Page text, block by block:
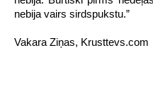
nebija vairs sirdspukstu.”
Vakara Ziņas, Krusttevs.com